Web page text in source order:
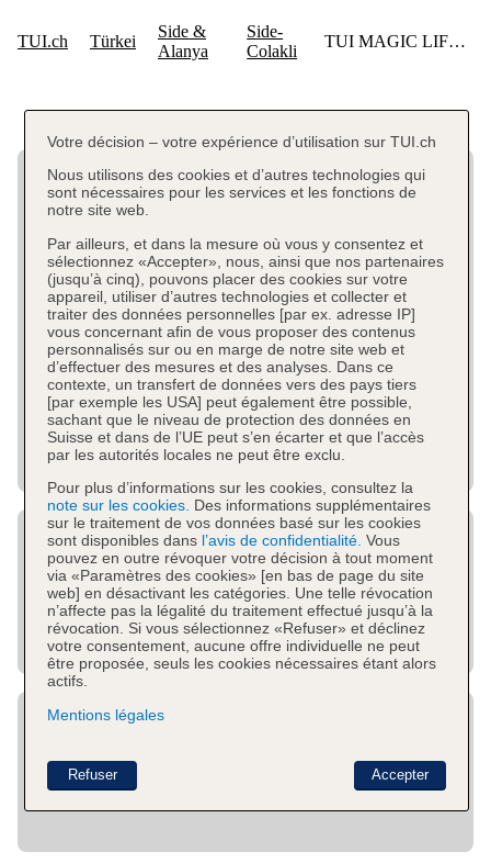
Votre décision – votre expérience d’utilisation sur TUI.ch
Nous utilisons des cookies et d’autres technologies qui
sont nécessaires pour les services et les fonctions de
notre site web.
Par ailleurs, et dans la mesure où vous y consentez et
sélectionnez «Accepter», nous, ainsi que nos partenaires
(jusqu’à cinq), pouvons placer des cookies sur votre
appareil, utiliser d’autres technologies et collecter et
traiter des données personnelles [par ex. adresse IP]
vous concernant afin de vous proposer des contenus
personnalisés sur ou en marge de notre site web et
d’effectuer des mesures et des analyses. Dans ce
contexte, un transfert de données vers des pays tiers
[par exemple les USA] peut également être possible,
sachant que le niveau de protection des données en
Suisse et dans de l’UE peut s’en écarter et que l’accès
par les autorités locales ne peut être exclu.
Pour plus d’informations sur les cookies, consultez la
note sur les cookies. Des informations supplémentaires
sur le traitement de vos données basé sur les cookies
sont disponibles dans l’avis de confidentialité. Vous
pouvez en outre révoquer votre décision à tout moment
via «Paramètres des cookies» [en bas de page du site
web] en désactivant les catégories. Une telle révocation
n’affecte pas la légalité du traitement effectué jusqu’à la
révocation. Si vous sélectionnez «Refuser» et déclinez
votre consentement, aucune offre individuelle ne peut
être proposée, seuls les cookies nécessaires étant alors
actifs.
Mentions légales
Accepter
Refuser